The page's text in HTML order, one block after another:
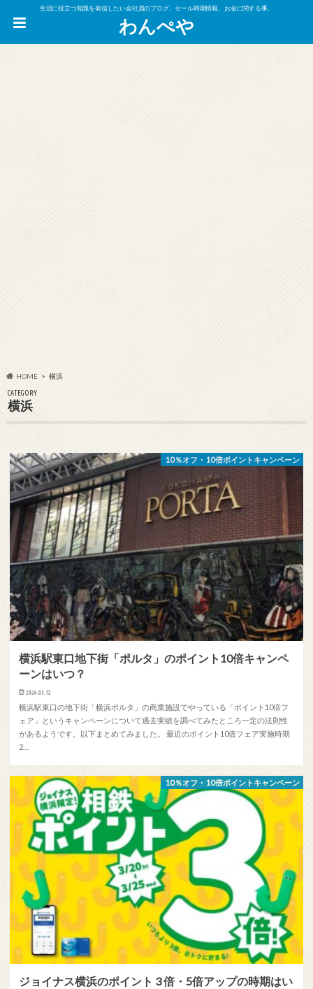
生活に役立つ知識を発信したい会社員のブログ。セール時期情報、お金に関する事。
わんぺや
HOME 横浜
CATEGORY
横浜
10％オフ・10倍ポイントキャンペーン
横浜駅東口地下街「ポルタ」のポイント10倍キャンペ
ーンはいつ？
2026.05.12
横浜駅東口の地下街「横浜ポルタ」の商業施設でやっている「ポイント10倍フ
ェア」というキャンペーンについて過去実績を調べてみたところ一定の法則性
があるようです。以下まとめてみました。 最近のポイント10倍フェア実施時期
2…
10％オフ・10倍ポイントキャンペーン
ジョイナス横浜のポイント 3 倍・5倍アップの時期はい